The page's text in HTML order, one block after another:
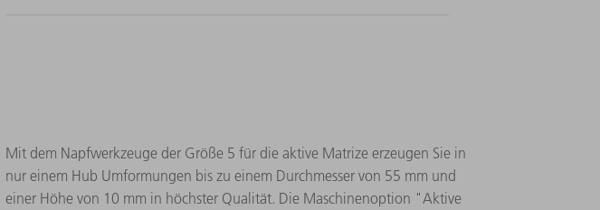
Mit dem Napfwerkzeuge der Größe 5 für die aktive Matrize erzeugen Sie in
nur einem Hub Umformungen bis zu einem Durchmesser von 55 mm und
einer Höhe von 10 mm in höchster Qualität. Die Maschinenoption "Aktive